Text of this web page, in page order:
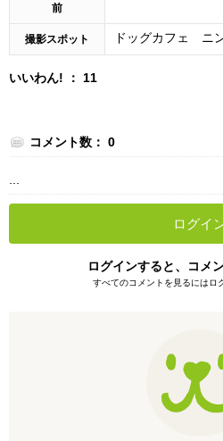
前
撮影スポット ドッグカフェ ニ
いいわん! ： 11
コメント数： 0
ログイ
ログインすると、コメ
すべてのコメントを見るにはロ